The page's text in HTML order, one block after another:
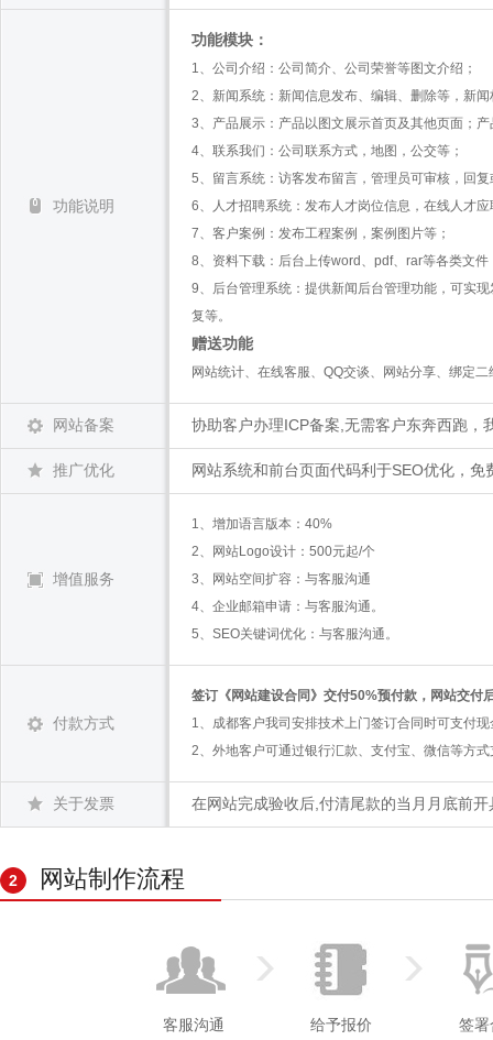
功能说明
功能模块：
1、公司介绍：公司简介、公司荣誉等图文介绍；
2、新闻系统：新闻信息发布、编辑、删除等，新
3、产品展示：产品以图文展示首页及其他页面；
4、联系我们：公司联系方式，地图，公交等；
5、留言系统：访客发布留言，管理员可审核，回复
6、人才招聘系统：发布人才岗位信息，在线人才应
7、客户案例：发布工程案例，案例图片等；
8、资料下载：后台上传word、pdf、rar等各类文件
9、后台管理系统：提供新闻后台管理功能，可实
复等。
赠送功能
网站统计、在线客服、QQ交谈、网站分享、绑定
网站备案 协助客户办理ICP备案,无需客户东奔西跑，
推广优化 网站系统和前台页面代码利于SEO优化，
增值服务
1、增加语言版本：40%
2、网站Logo设计：500元起/个
3、网站空间扩容：与客服沟通
4、企业邮箱申请：与客服沟通。
5、SEO关键词优化：与客服沟通。
付款方式
签订《网站建设合同》交付50%预付款，网站交付
1、成都客户我司安排技术上门签订合同时可支付
2、外地客户可通过银行汇款、支付宝、微信等方式
关于发票 在网站完成验收后,付清尾款的当月月底前
2 网站制作流程
客服沟通 给予报价 签署